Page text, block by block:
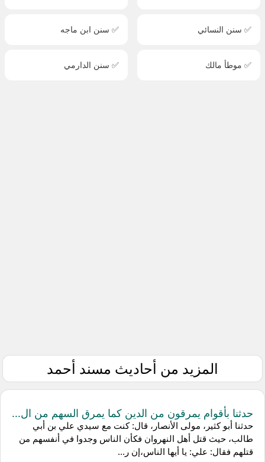
✅ سنن النسائي ✅ سنن ابن ماجه
✅ موطأ مالك ✅ سنن الدارمي
المزيد من أحاديث مسند أحمد
حدثنا بأقوام يمرقون من الدين كما يمرق السهم من ال...
حدثنا أبو كثير، مولى الأنصار، قال: كنت مع سيدي علي بن أبي
طالب، حيث قتل أهل النهروان فكأن الناس وجدوا في أنفسهم من
قتلهم فقال: علي: يا أيها الناس،إن ر...